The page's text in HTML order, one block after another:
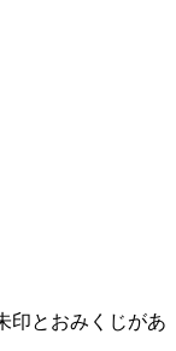
印とおみくじがあ